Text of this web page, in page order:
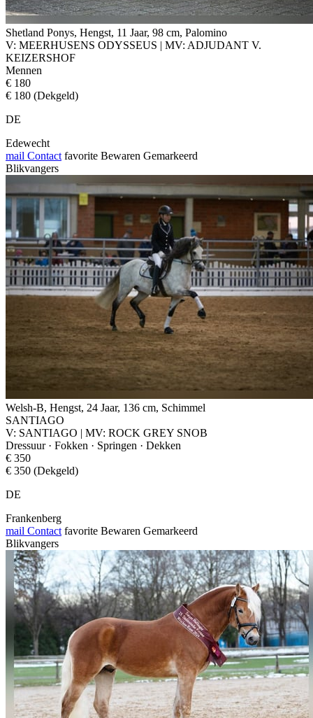
Shetland Ponys, Hengst, 11 Jaar, 98 cm, Palomino
V: MEERHUSENS ODYSSEUS | MV: ADJUDANT V.
KEIZERSHOF
Mennen
€ 180
€ 180 (Dekgeld)
DE
Edewecht
mail Contact favorite Bewaren Gemarkeerd
Blikvangers
Welsh-B, Hengst, 24 Jaar, 136 cm, Schimmel
SANTIAGO
V: SANTIAGO | MV: ROCK GREY SNOB
Dressuur · Fokken · Springen · Dekken
€ 350
€ 350 (Dekgeld)
DE
Frankenberg
mail Contact favorite Bewaren Gemarkeerd
Blikvangers